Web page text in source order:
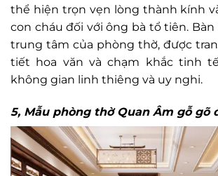
thể hiện trọn vẹn lòng thành kính
con cháu đối với ông bà tổ tiên.
trung tâm của phòng thờ, được
tiết hoa văn và chạm khắc tinh
không gian linh thiêng và uy nghi.
5, Mẫu phòng thờ Quan Âm gỗ gõ